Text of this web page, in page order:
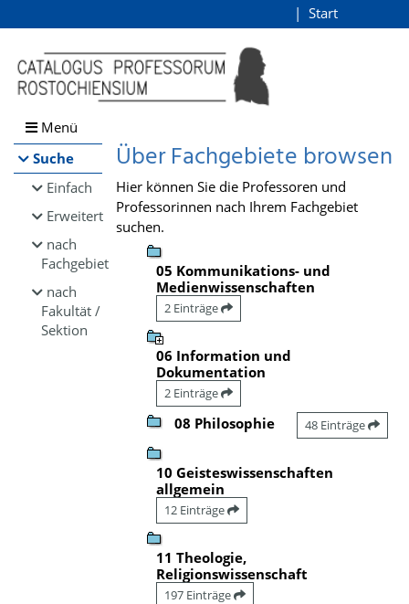
Browsen
direkt zum Inhalt
Start
Menü
Suche
Einfach
Erweitert
nach
Fachgebiet
nach
Fakultät /
Sektion
Über Fachgebiete browsen
Hier können Sie die Professoren und
Professorinnen nach Ihrem Fachgebiet
suchen.
05 Kommunikations- und
Medienwissenschaften
2 Einträge
06 Information und
Dokumentation
2 Einträge
08 Philosophie 48 Einträge
10 Geisteswissenschaften
allgemein
12 Einträge
11 Theologie,
Religionswissenschaft
197 Einträge